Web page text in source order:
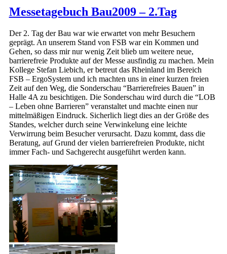
Messetagebuch Bau2009 – 2.Tag
Der 2. Tag der Bau war wie erwartet von mehr Besuchern
geprägt. An unserem Stand von FSB war ein Kommen und
Gehen, so dass mir nur wenig Zeit blieb um weitere neue,
barrierefreie Produkte auf der Messe ausfindig zu machen. Mein
Kollege Stefan Liebich, er betreut das Rheinland im Bereich
FSB – ErgoSystem und ich machten uns in einer kurzen freien
Zeit auf den Weg, die Sonderschau “Barrierefreies Bauen” in
Halle 4A zu besichtigen. Die Sonderschau wird durch die “LOB
– Leben ohne Barrieren” veranstaltet und machte einen nur
mittelmäßigen Eindruck. Sicherlich liegt dies an der Größe des
Standes, welcher durch seine Verwinkelung eine leichte
Verwirrung beim Besucher verursacht. Dazu kommt, dass die
Beratung, auf Grund der vielen barrierefreien Produkte, nicht
immer Fach- und Sachgerecht ausgeführt werden kann.